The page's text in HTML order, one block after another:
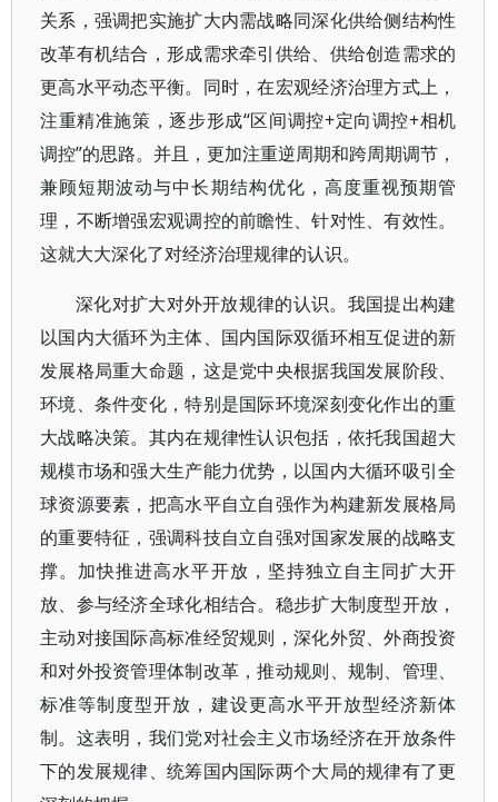
关系，强调把实施扩大内需战略同深化供给侧结构性
改革有机结合，形成需求牵引供给、供给创造需求的
更高水平动态平衡。同时，在宏观经济治理方式上，
注重精准施策，逐步形成“区间调控+定向调控+相机
调控”的思路。并且，更加注重逆周期和跨周期调节，
兼顾短期波动与中长期结构优化，高度重视预期管
理，不断增强宏观调控的前瞻性、针对性、有效性。
这就大大深化了对经济治理规律的认识。
深化对扩大对外开放规律的认识。我国提出构建
以国内大循环为主体、国内国际双循环相互促进的新
发展格局重大命题，这是党中央根据我国发展阶段、
环境、条件变化，特别是国际环境深刻变化作出的重
大战略决策。其内在规律性认识包括，依托我国超大
规模市场和强大生产能力优势，以国内大循环吸引全
球资源要素，把高水平自立自强作为构建新发展格局
的重要特征，强调科技自立自强对国家发展的战略支
撑。加快推进高水平开放，坚持独立自主同扩大开
放、参与经济全球化相结合。稳步扩大制度型开放，
主动对接国际高标准经贸规则，深化外贸、外商投资
和对外投资管理体制改革，推动规则、规制、管理、
标准等制度型开放，建设更高水平开放型经济新体
制。这表明，我们党对社会主义市场经济在开放条件
下的发展规律、统筹国内国际两个大局的规律有了更